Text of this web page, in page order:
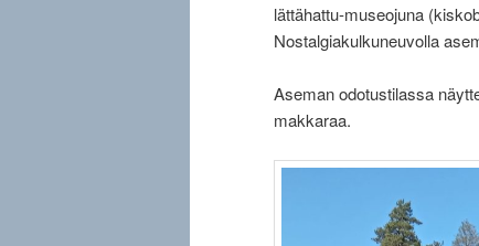
lättähattu-museojuna
Nostalgiakulkuneuvolla
Aseman odotustilassa
makkaraa.